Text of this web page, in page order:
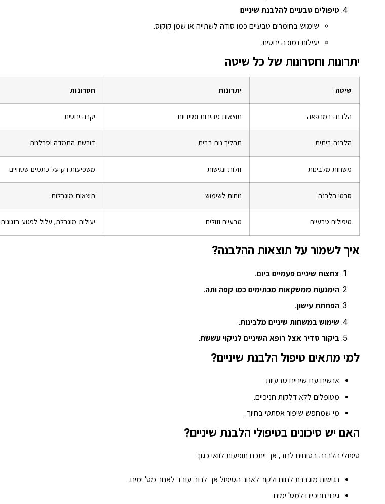
טיפולים טבעיים להלבנת שיניים
שימוש בחומרים טבעיים כמו סודה לשתייה או שמן קוקוס.
יעילות נמוכה יחסית.
יתרונות וחסרונות של כל שיטה
שיטה יתרונות חסרונות
הלבנה במרפאה תוצאות מהירות ומיידיות יקרה יחסית
הלבנה ביתית תהליך נוח בבית דורשת התמדה וסבלנות
משחות מלבינות זולות ונגישות משפיעות רק על כתמים שטחיים
סרטי הלבנה נוחות לשימוש תוצאות מוגבלות
טיפולים טבעיים טבעיים וזולים יעילות מוגבלת, עלול לפגוע בזגוגית
איך לשמור על תוצאות ההלבנה?
צחצוח שיניים פעמיים ביום.
הימנעות ממשקאות מכתימים כמו קפה ותה.
הפחתת עישון.
שימוש במשחות שיניים מלבינות.
ביקור סדיר אצל רופא השיניים לניקוי עששת.
למי מתאים טיפול הלבנת שיניים?
אנשים עם שיניים טבעיות.
מטופלים ללא דלקות חניכיים.
מי שמחפש שיפור אסתטי בחיוך.
האם יש סיכונים בטיפולי הלבנת שיניים?
טיפולי הלבנה בטוחים לרוב, אך ייתכנו תופעות לוואי כגון:
רגישות מוגברת לחום ולקור לאחר הטיפול אך לרוב עובד לאחר מס' ימים.
גירוי חניכיים למס' ימים.